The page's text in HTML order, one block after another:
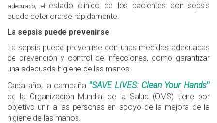
adecuado, el estado clínico de los pacientes con sepsis
puede deteriorarse rápidamente.
La sepsis puede prevenirse
La sepsis puede prevenirse con unas medidas adecuadas
de prevención y control de infecciones, como garantizar
una adecuada higiene de las manos.
Cada año, la campaña "SAVE LIVES: Clean Your Hands"
de la Organización Mundial de la Salud (OMS) tiene por
objetivo unir a las personas en apoyo de la mejora de la
higiene de las manos.